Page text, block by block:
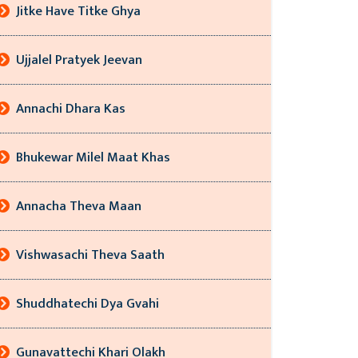
Jitke Have Titke Ghya
Ujjalel Pratyek Jeevan
Annachi Dhara Kas
Bhukewar Milel Maat Khas
Annacha Theva Maan
Vishwasachi Theva Saath
Shuddhatechi Dya Gvahi
Gunavattechi Khari Olakh